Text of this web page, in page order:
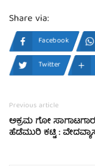
Share via:
Facebook
Twitter
Previous article
ಅಕ್ರಮ ಗೋ
ಹೆಡೆಮುರಿ ಕಟ್ಟಿ :